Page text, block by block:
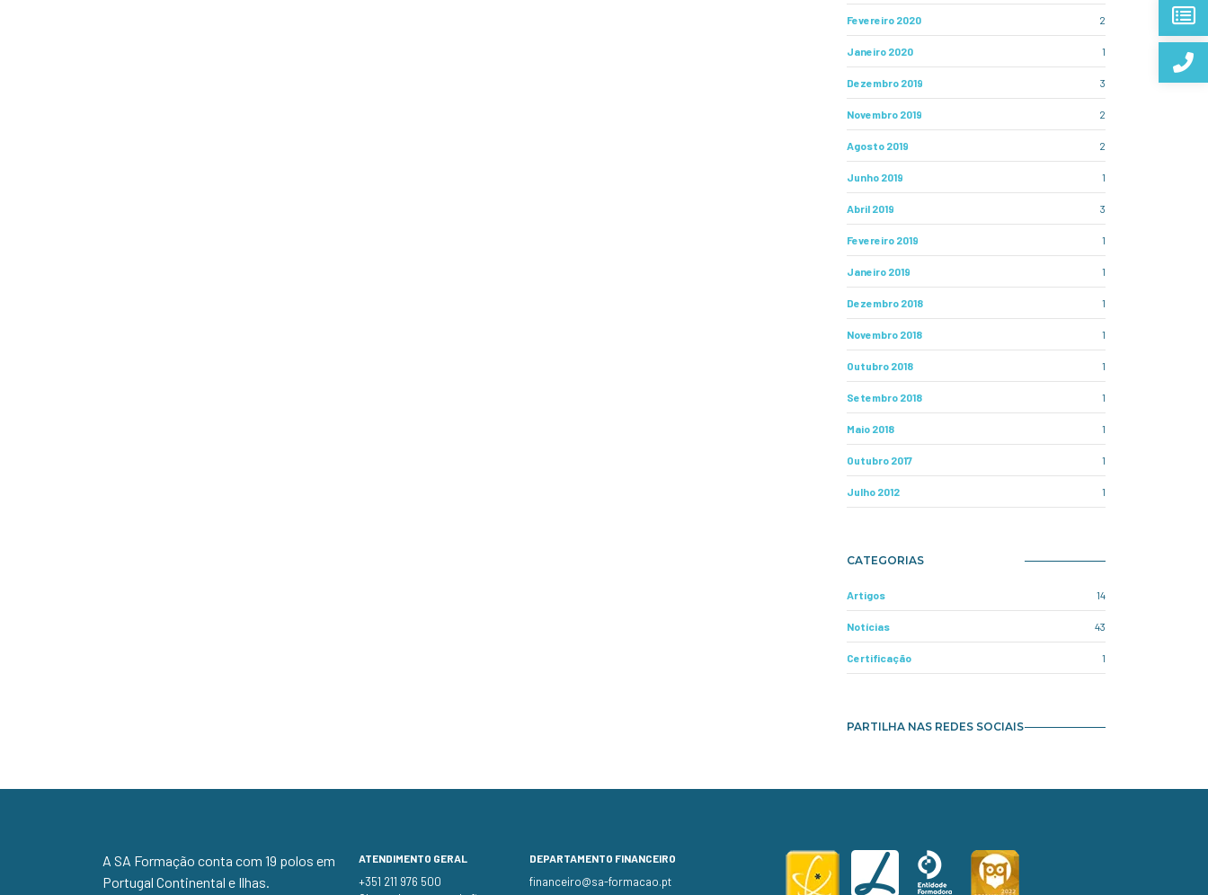
Fevereiro 2020 2
Janeiro 2020 1
Dezembro 2019 3
Novembro 2019 2
Agosto 2019 2
Junho 2019 1
Abril 2019 3
Fevereiro 2019 1
Janeiro 2019 1
Dezembro 2018 1
Novembro 2018 1
Outubro 2018 1
Setembro 2018 1
Maio 2018 1
Outubro 2017 1
Julho 2012 1
CATEGORIAS
Artigos 14
Notícias 43
Certificação 1
PARTILHA NAS REDES SOCIAIS
A SA Formação conta com 19 polos em
Portugal Continental e Ilhas.
ATENDIMENTO GERAL
+351 211 976 500
DEPARTAMENTO FINANCEIRO
financeiro@sa-formacao.pt